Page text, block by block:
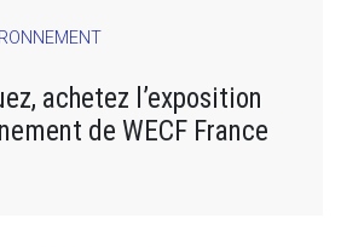
achetez l’exposition
de WECF France